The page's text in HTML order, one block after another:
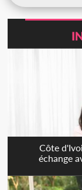
Côte
échange